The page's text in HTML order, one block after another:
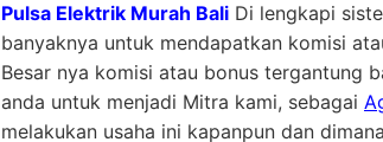
Pulsa Elektrik Murah Bali Di lengkapi
banyaknya untuk mendapatkan komisi
Besar nya komisi atau bonus tergantung
anda untuk menjadi Mitra kami, sebagai
melakukan usaha ini kapanpun dan